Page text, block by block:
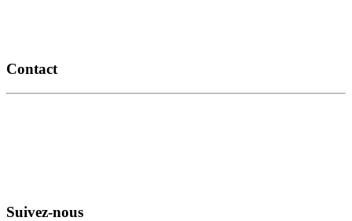
Contact
Suivez-nous